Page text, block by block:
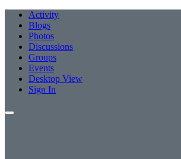
Activity
Blogs
Photos
Discussions
Groups
Events
Desktop View
Sign In